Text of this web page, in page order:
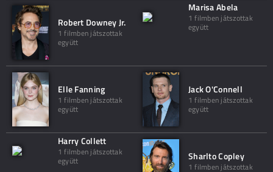
Robert Downey Jr.
1 filmben játszottak
együtt
Marisa Abela
1 filmben játszottak
együtt
Elle Fanning
1 filmben játszottak
együtt
Jack O'Connell
1 filmben játszottak
együtt
Harry Collett
1 filmben játszottak
együtt Sharlto Copley
1 filmben játszottak